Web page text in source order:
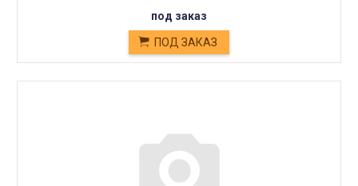
под заказ
ПОД ЗАКАЗ